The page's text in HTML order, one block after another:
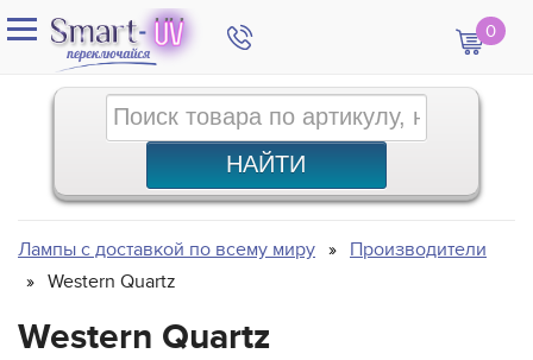
0
Лампы с доставкой по всему миру
Производители
Western Quartz
Western Quartz